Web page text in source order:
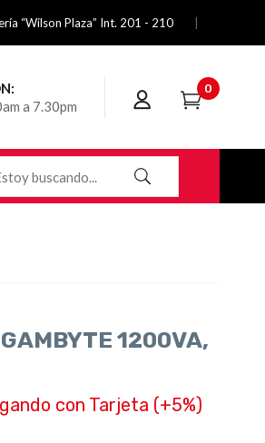
“Wilson Plaza” Int. 201 - 210
a 7.30pm
0
1200VA,
con Tarjeta (+5%)